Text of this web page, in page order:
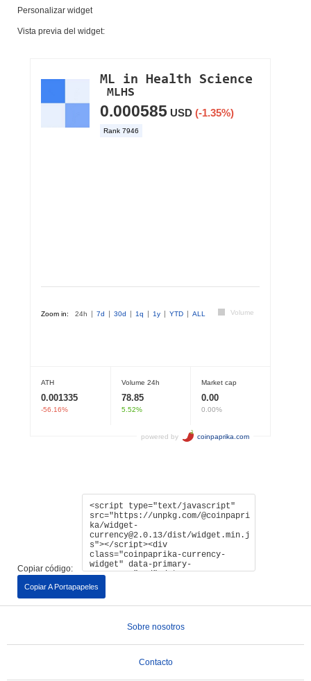
Personalizar widget
Vista previa del widget:
Copiar código:
Copiar A Portapapeles
Sobre nosotros
Contacto